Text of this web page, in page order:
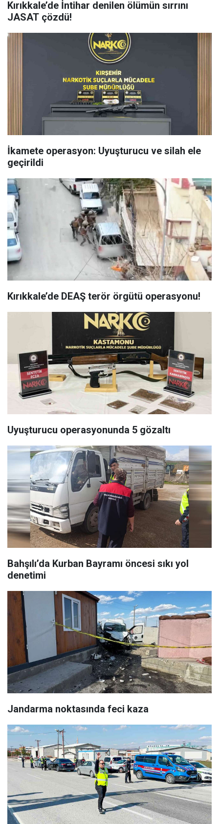
Kırıkkale’de İntihar denilen ölümün sırrını
JASAT çözdü!
İkamete operasyon: Uyuşturucu ve silah ele
geçirildi
Kırıkkale’de DEAŞ terör örgütü operasyonu!
Uyuşturucu operasyonunda 5 gözaltı
Bahşılı’da Kurban Bayramı öncesi sıkı yol
denetimi
Jandarma noktasında feci kaza